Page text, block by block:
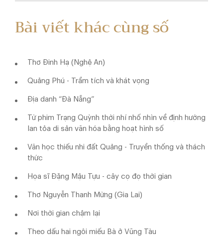
Bài viết khác cùng số
Thơ Đinh Hạ (Nghệ An)
Quảng Phú - Trầm tích và khát vọng
Địa danh “Đà Nẵng”
Từ phim Trạng Quỳnh thời nhí nhố nhìn về định hướng
lan tỏa di sản văn hóa bằng hoạt hình số
Văn học thiếu nhi đất Quảng - Truyền thống và thách
thức
Họa sĩ Đặng Mậu Tựu - cây cọ đọ thời gian
Thơ Nguyễn Thanh Mừng (Gia Lai)
Nơi thời gian chậm lại
Theo dấu hai ngôi miếu Bà ở Vũng Tàu